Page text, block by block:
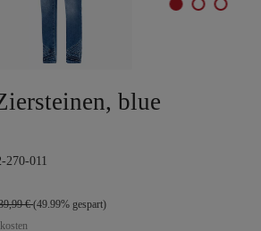
blue
270-011
€(49.99% gespart)